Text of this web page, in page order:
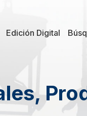
Edición Digital